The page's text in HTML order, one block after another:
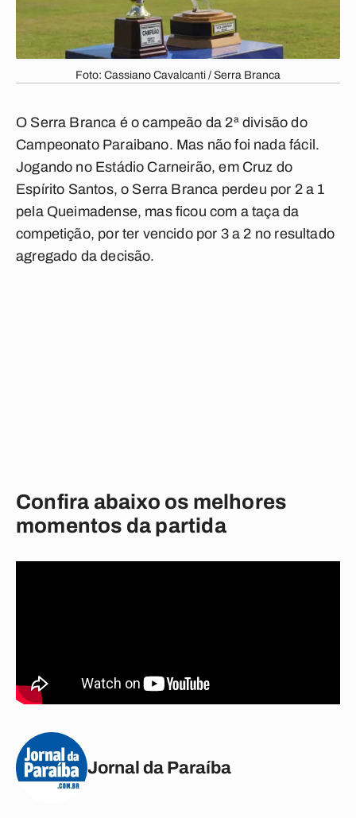
Foto: Cassiano Cavalcanti / Serra Branca
O Serra Branca é o campeão da 2ª divisão do
Campeonato Paraibano. Mas não foi nada fácil.
Jogando no Estádio Carneirão, em Cruz do
Espírito Santos, o Serra Branca perdeu por 2 a 1
pela Queimadense, mas ficou com a taça da
competição, por ter vencido por 3 a 2 no resultado
agregado da decisão.
Confira abaixo os melhores
momentos da partida
Jornal da Paraíba